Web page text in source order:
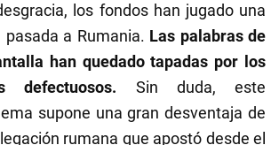
los fondos han jugado una
pasada a Rumania. Las palabras de
han quedado tapadas por los
defectuosos. Sin duda, este
supone una gran desventaja de
rumana que apostó desde el